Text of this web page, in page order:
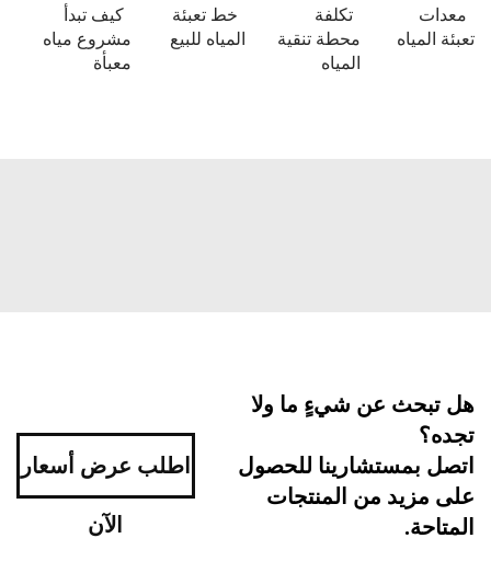
المياه
محطة تنقية
خط تعبئة
المياه للبيع
كيف تبدأ
مشروع مياه
عن شيءٍ ما ولا
بمستشارينا للحصول
مزيد من المنتجات
اطلب عرض أسعار